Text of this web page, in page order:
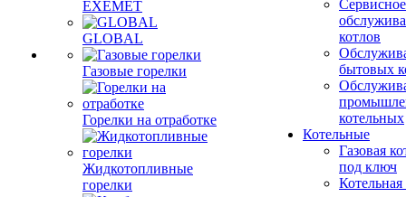
EXEMET
GLOBAL
Газовые горелки
Горелки на отработке
Жидкотопливные
горелки
Сервисное
котлов
бытовых
котельных
Котельные
Газовая
под ключ